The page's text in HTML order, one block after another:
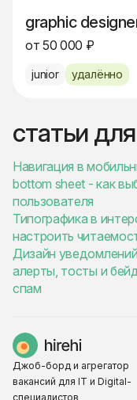
graphic
от 50 000 ₽
junior удалённо
статьи
Навигация в
bottom sheet - как
пользователя
Типографика в
настроить
Дизайн
алерты, тосты и
спам
Джоб-борд и агрегатор
вакансий для IT и Digital-
специалистов